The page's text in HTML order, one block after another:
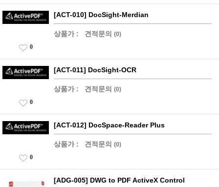
[ACT-010] DocSight-Merdian
상품가 : 견적문의 (0)
0
[ACT-011] DocSight-OCR
상품가 : 견적문의 (0)
0
[ACT-012] DocSpace-Reader Plus
상품가 : 견적문의 (0)
0
[ADG-005] DWG to PDF ActiveX Control